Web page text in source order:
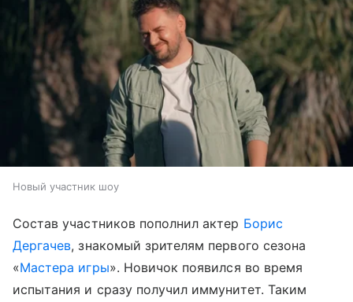
Новый участник шоу
Состав участников пополнил актер Борис
Дергачев, знакомый зрителям первого сезона
«Мастера игры». Новичок появился во время
испытания и сразу получил иммунитет. Таким